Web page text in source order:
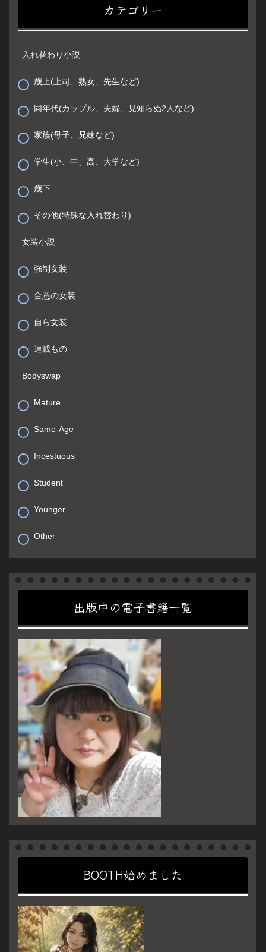
カテゴリー
入れ替わり小説
歳上(上司、熟女、先生など)
同年代(カップル、夫婦、見知らぬ2人など)
家族(母子、兄妹など)
学生(小、中、高、大学など)
歳下
その他(特殊な入れ替わり)
女装小説
強制女装
合意の女装
自ら女装
連載もの
Bodyswap
Mature
Same-Age
Incestuous
Student
Younger
Other
出版中の電子書籍一覧
BOOTH始めました